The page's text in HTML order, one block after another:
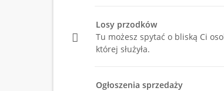
Losy przodków
Tu możesz spytać o bliską Ci
której służyła.
Ogłoszenia sprzedaży